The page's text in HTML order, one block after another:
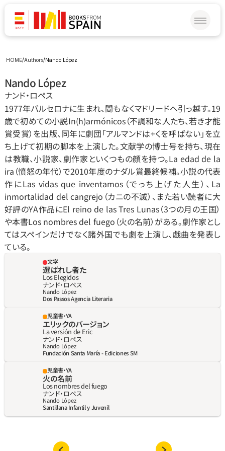
HOME/Authors/Nando López
Nando López
ナンド‧ロペス
1977年バルセロナに生まれ、間もなくマドリードへ引っ越す。19
歳で初めての小説In(h)armónicos（不調和な人たち、若き才能
賞受賞）を出版、同年に劇団「アルマンドは+くを呼ばない」を立
ち上げて初期の脚本を上演した。文献学の博士号を持ち、現在
は教職、小説家、劇作家といくつもの顔を持つ。La edad de la
ira（憤怒の年代）で2010年度のナダル賞最終候補。小説の代表
作にLas vidas que inventamos（でっち上げた人生）、La
inmortalidad del cangrejo（カニの不滅）、また若い読者に大
好評のYA作品にEl reino de las Tres Lunas（3つの月の王国）
や本書Los nombres del fuego（火の名前）がある。劇作家とし
てはスペインだけでなく諸外国でも劇を上演し、戯曲を発表し
ている。
文学
選ばれし者た
Los Elegidos
ナンド‧ロペス
Nando López
Dos Passos Agencia Literaria
児童書・YA
エリックのバージョン
La versión de Eric
ナンド‧ロペス
Nando López
Fundación Santa María - Ediciones SM
児童書・YA
火の名前
Los nombres del fuego
ナンド‧ロペス
Nando López
Santillana Infantil y Juvenil